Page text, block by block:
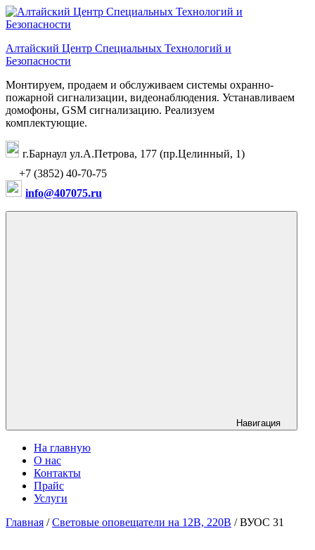
Перейти
к
Алтайский Центр Специальных Технологий и
Безопасности
Монтируем, продаем и обслуживаем системы охранно-
пожарной сигнализации, видеонаблюдения. Устанавливаем
домофоны, GSM сигнализацию. Реализуем
комплектующие.
г.Барнаул ул.А.Петрова, 177 (пр.Целинный, 1)
+7 (3852) 40-70-75
info@407075.ru
Навигация
На главную
О нас
Контакты
Прайс
Услуги
Главная /Световые оповещатели на 12В, 220В / ВУОС 31